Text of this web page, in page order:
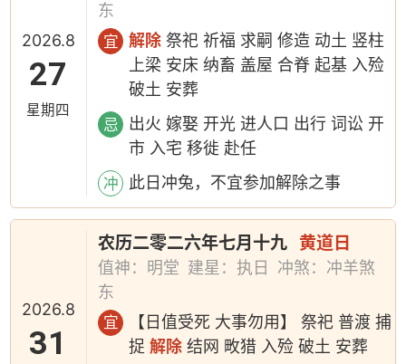
2026.8
27
星期四
东
宜 解除 祭祀 祈福 求嗣 修造 动土 竖柱
上梁 安床 纳畜 盖屋 合脊 起基 入殓
破土 安葬
忌
出火 嫁娶 开光 进人口 出行 词讼 开
市 入宅 移徙 赴任
冲 此日冲兔，不宜参加解除之事
2026.8
31
农历二零二六年七月十九 黄道日
值神：明堂 建星：执日
冲煞：冲羊煞
东
宜
【日值受死 大事勿用】 祭祀 普渡 捕
捉解除 结网 畋猎 入殓 破土 安葬